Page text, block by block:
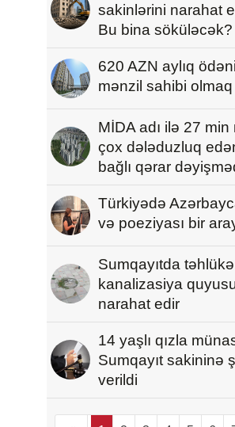
sakinlərini narahat
Bu bina söküləcək?
620 AZN aylıq
mənzil sahibi olmaq
MİDA adı ilə 27
çox dələduzluq
bağlı qərar
Türkiyədə
və poeziyası bir
Sumqayıtda
kanalizasiya
narahat edir
14 yaşlı qızla
Sumqayıt sakininə
verildi